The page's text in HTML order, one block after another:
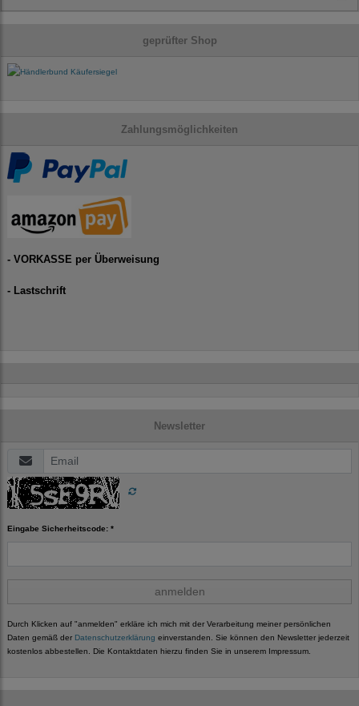
geprüfter Shop
Zahlungsmöglichkeiten
- VORKASSE per Überweisung
- Lastschrift
Newsletter
Eingabe Sicherheitscode: *
anmelden
Durch Klicken auf "anmelden" erkläre ich mich mit der Verarbeitung meiner persönlichen
Daten gemäß der Datenschutzerklärung einverstanden. Sie können den Newsletter jederzeit
kostenlos abbestellen. Die Kontaktdaten hierzu finden Sie in unserem Impressum.